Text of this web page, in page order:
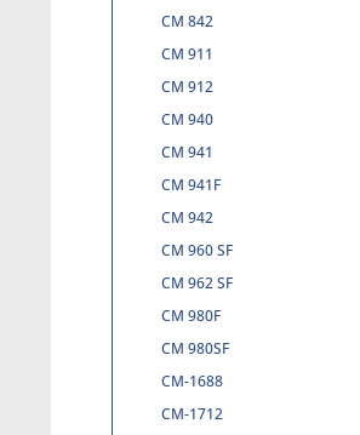
CM 842
CM 911
CM 912
CM 940
CM 941
CM 941F
CM 942
CM 960 SF
CM 962 SF
CM 980F
CM 980SF
CM-1688
CM-1712